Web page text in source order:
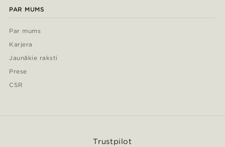
PAR MUMS
Par mums
Karjera
Jaunākie raksti
Prese
CSR
Trustpilot